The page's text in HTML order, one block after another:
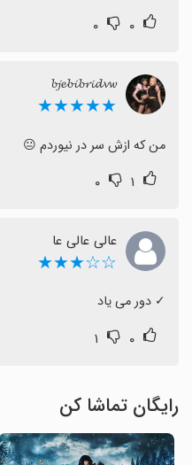
۰ ۰
𝓫𝓳𝓮𝓫𝓲𝓫𝓻𝓲𝓭𝓿𝔀
★★★★★
من که ازش سر در نیوردم 😐
۱ ۰
عالی عالی عا
☆☆★★★
‏✓ دور می یاد
۰ ۱
رایگان تماشا کن